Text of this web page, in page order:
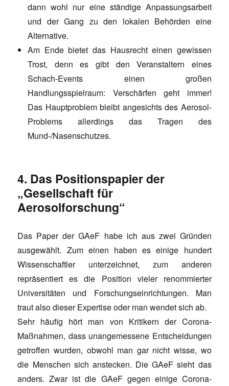
dann wohl nur eine ständige Anpassungsarbeit
und der Gang zu den lokalen Behörden eine
Alternative.
Am Ende bietet das Hausrecht einen gewissen
Trost, denn es gibt den Veranstaltern eines
Schach-Events einen großen
Handlungsspielraum: Verschärfen geht immer!
Das Hauptproblem bleibt angesichts des Aerosol-
Problems allerdings das Tragen des
Mund-/Nasenschutzes.
4. Das Positionspapier der
„Gesellschaft für
Aerosolforschung“
Das Paper der GAeF habe ich aus zwei Gründen
ausgewählt. Zum einen haben es einige hundert
Wissenschaftler unterzeichnet, zum anderen
repräsentiert es die Position vieler renommierter
Universitäten und Forschungseinrichtungen. Man
traut also dieser Expertise oder man wendet sich ab.
Sehr häufig hört man von Kritikern der Corona-
Maßnahmen, dass unangemessene Entscheidungen
getroffen wurden, obwohl man gar nicht wisse, wo
die Menschen sich anstecken. Die GAeF sieht das
anders. Zwar ist die GAeF gegen einige Corona-